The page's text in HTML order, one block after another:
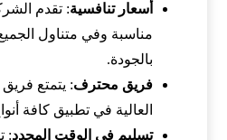
أسعار تنافسية: تقدم
مناسبة وفي متناول
بالجودة.
فريق محترف: يتمتع فريق
العالية في تطبيق كافة
تسليم في الوقت المحدد: